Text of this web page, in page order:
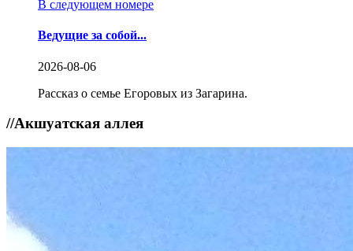
В следующем номере
Ведущие за собой...
2026-08-06
Рассказ о семье Егоровых из Загарина.
//Акшуатская аллея